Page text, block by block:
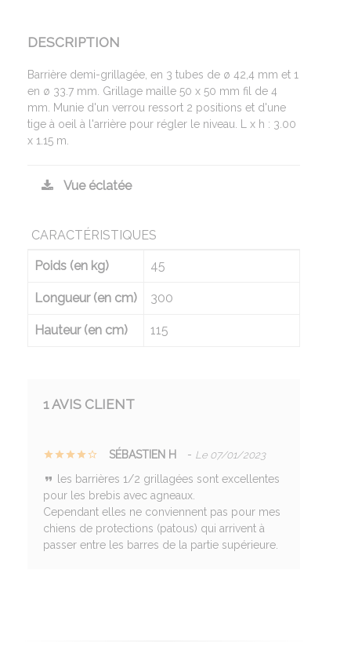
DESCRIPTION
Barrière demi-grillagée, en 3 tubes de ø 42,4 mm et 1
en ø 33.7 mm. Grillage maille 50 x 50 mm fil de 4
mm. Munie d'un verrou ressort 2 positions et d'une
tige à oeil à l'arrière pour régler le niveau. L x h : 3.00
x 1.15 m.
Vue éclatée
CARACTÉRISTIQUES
Poids (en kg) 45
Longueur (en cm) 300
Hauteur (en cm) 115
1 AVIS CLIENT
SÉBASTIEN H - Le 07/01/2023
les barrières 1/2 grillagées sont excellentes
pour les brebis avec agneaux.
Cependant elles ne conviennent pas pour mes
chiens de protections (patous) qui arrivent à
passer entre les barres de la partie supérieure.